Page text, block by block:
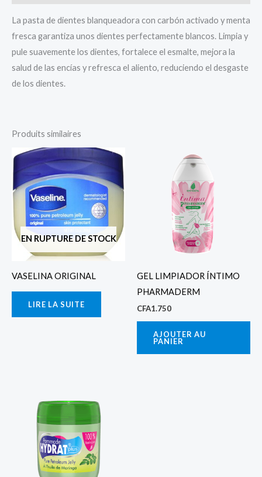
La pasta de dientes blanqueadora con carbón activado y menta
fresca garantiza unos dientes perfectamente blancos. Limpia y
pule suavemente los dientes, fortalece el esmalte, mejora la
salud de las encías y refresca el aliento, reduciendo el desgaste
de los dientes.
Produits similaires
EN RUPTURE DE STOCK
VASELINA ORIGINAL
LIRE LA SUITE
GEL LIMPIADOR ÍNTIMO
PHARMADERM
CFA1.750
AJOUTER AU
PANIER